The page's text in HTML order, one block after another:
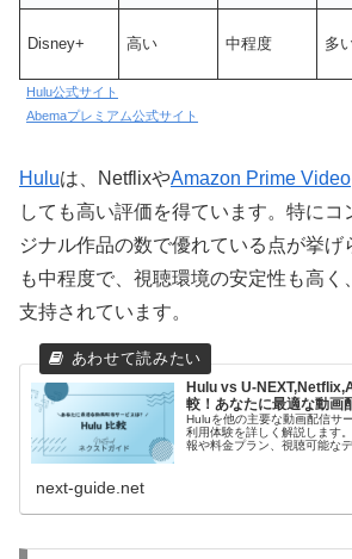
Disney+ 高い 中程度 多
Hulu公式サイト
Abemaプレミアム公式サイト
Huluは、NetflixやAmazon Prime Video
しても高い評価を得ています。特にコ
ジナル作品の数で優れている点が挙げ
も中程度で、視聴環境の安定性も高く
支持されています。
Hulu vs U-
較！あなたに最適な動画
Huluを他の主要な動画配信サ
利用体験を詳しく解説します
報や料金プラン、視聴可能な
next-guide.net